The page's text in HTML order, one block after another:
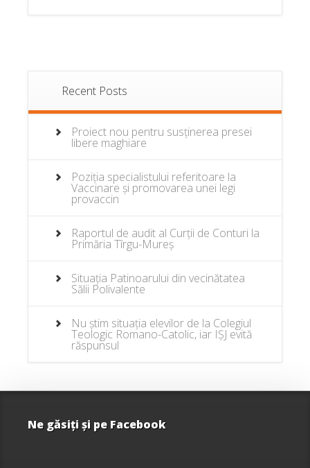
Recent Posts
Proiect nou pentru susținerea presei
libere maghiare
Poziția specialistului referitoare la
Vaccinare și promovarea unei legi
provaccin
Raportul de audit al Curții de Conturi la
Primăria Tîrgu-Mureș
Situația Patinoarului din vecinătatea
Sălii Polivalente
Nu știm situația elevilor de la Colegiul
Teologic Romano-Catolic, iar IȘJ evită
răspunsul
Ne găsiţi şi pe Facebook